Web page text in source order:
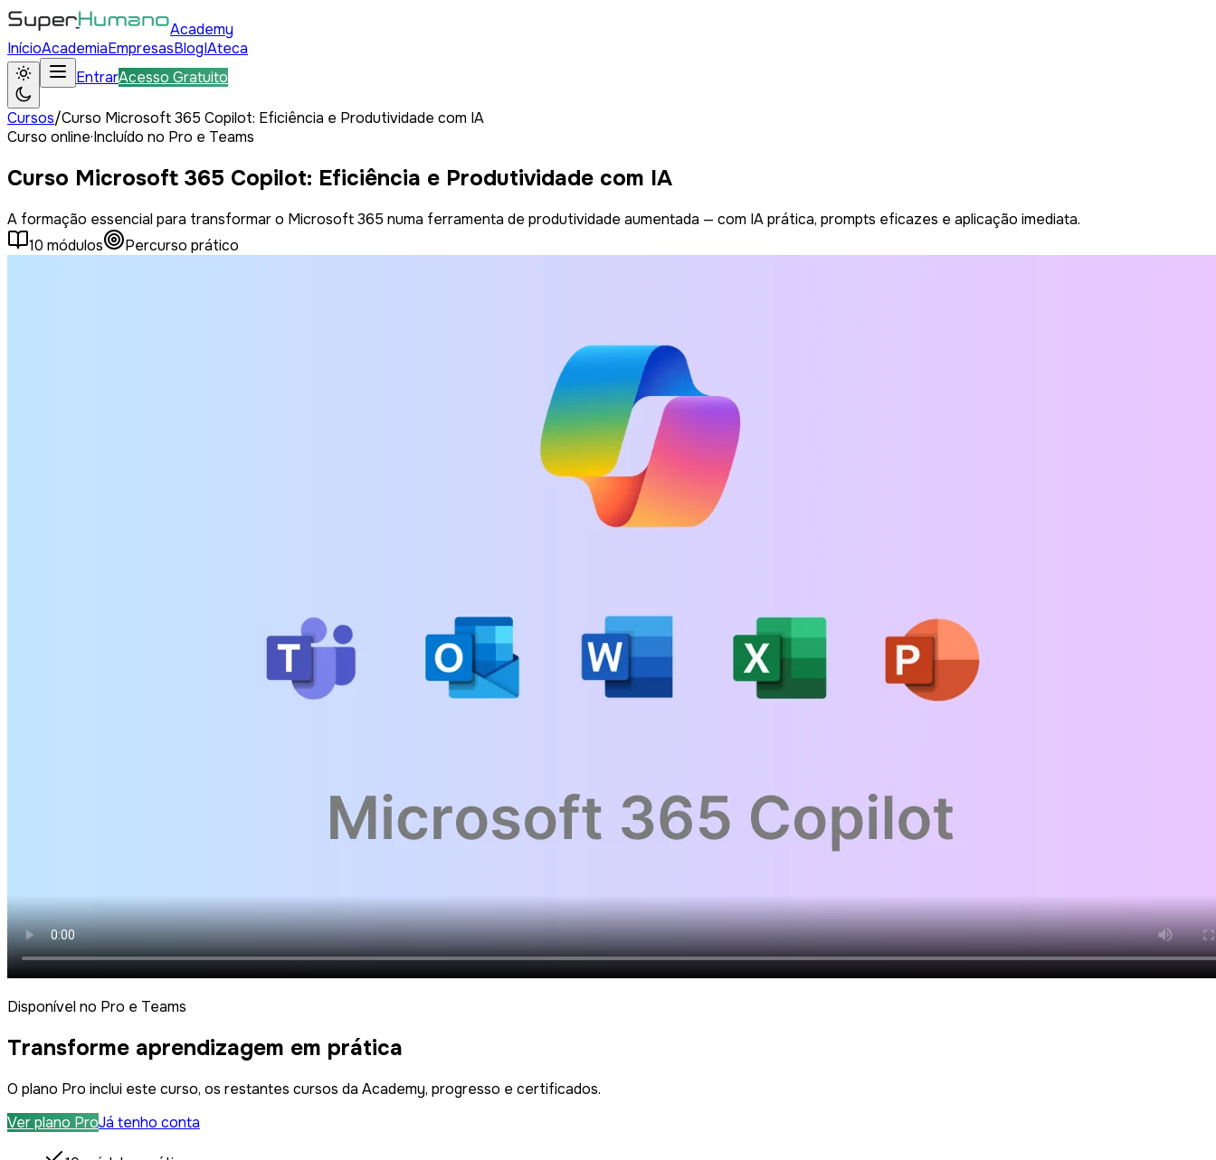
Academy
InícioAcademiaEmpresasBlogIAteca
EntrarAcesso Gratuito
Cursos/Curso Microsoft 365 Copilot: Eficiência e Produtividade com IA
Curso online·Incluído no Pro e Teams
Curso Microsoft 365 Copilot: Eficiência e Produtividade com IA
A formação essencial para transformar o Microsoft 365 numa ferramenta de produtividade aumentada — com IA prática, prompts eficazes e aplicação imediata.
10 módulos
Percurso prático
Disponível no Pro e Teams
Transforme aprendizagem em prática
O plano Pro inclui este curso, os restantes cursos da Academy, progresso e certificados.
Ver plano ProJá tenho conta